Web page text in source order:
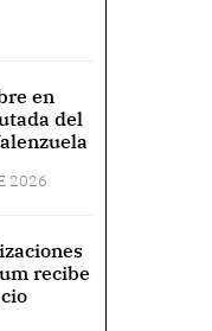
en
del
2026
recibe